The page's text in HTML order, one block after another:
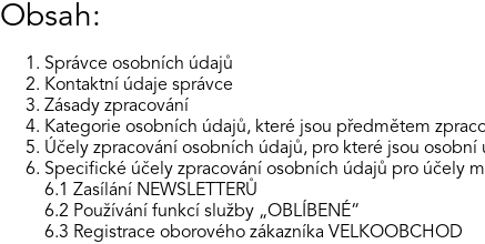
Obsah:
Správce osobních údajů
Kontaktní údaje správce
Zásady zpracování
Kategorie osobních údajů, které jsou předmětem
Účely zpracování osobních údajů, pro které jsou osobní
Specifické účely zpracování osobních údajů pro účely
6.1 Zasílání NEWSLETTERŮ
6.2 Používání funkcí služby „OBLÍBENÉ“
6.3 Registrace oborového zákazníka VELKOOBCHOD